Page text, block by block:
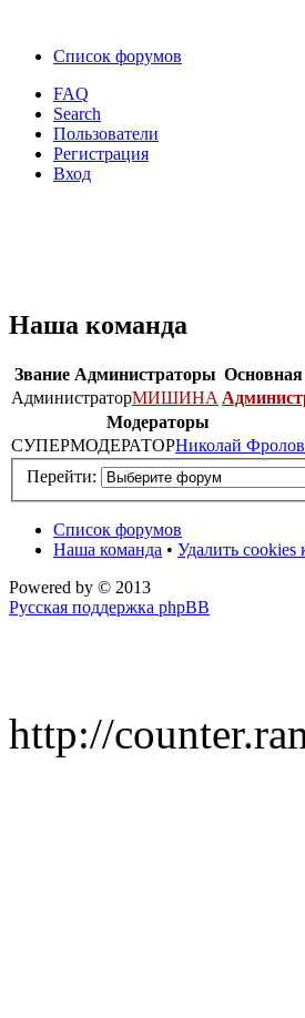
Список форумов
FAQ
Search
Пользователи
Регистрация
Вход
Наша команда
Звание Администраторы Основная
АдминистраторМИШИНА
Модераторы
СУПЕРМОДЕРАТОРНиколай Фролов
Перейти:
Список форумов
Наша команда • Удалить cookies
Powered by © 2013
Русская поддержка phpBB
http://